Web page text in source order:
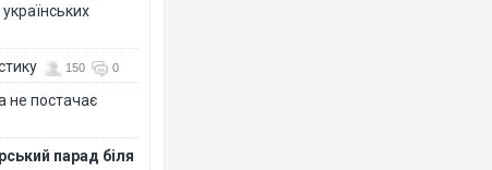
150 0
не постачає
парад біля